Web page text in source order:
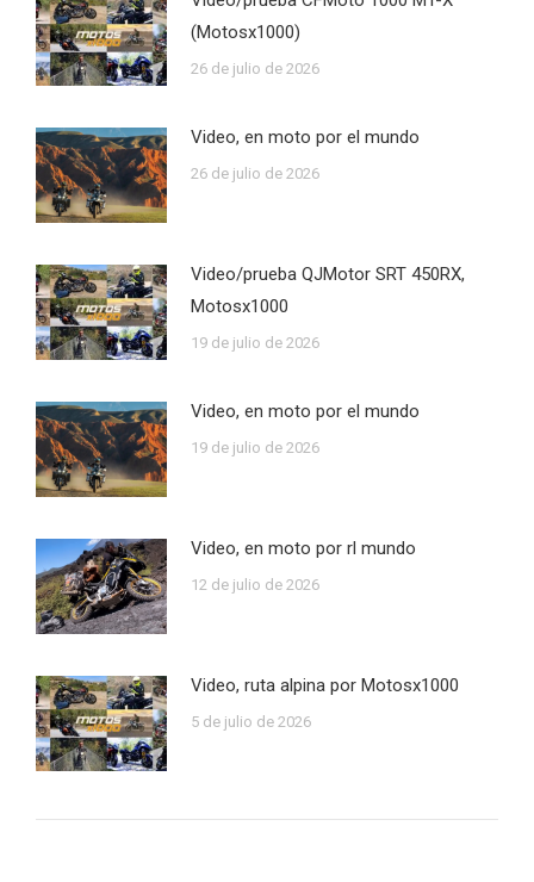
(Motosx1000)
26 de julio de 2026
Video, en moto por el mundo
26 de julio de 2026
Video/prueba QJMotor SRT 450RX,
Motosx1000
19 de julio de 2026
Video, en moto por el mundo
19 de julio de 2026
Video, en moto por rl mundo
12 de julio de 2026
Video, ruta alpina por Motosx1000
5 de julio de 2026